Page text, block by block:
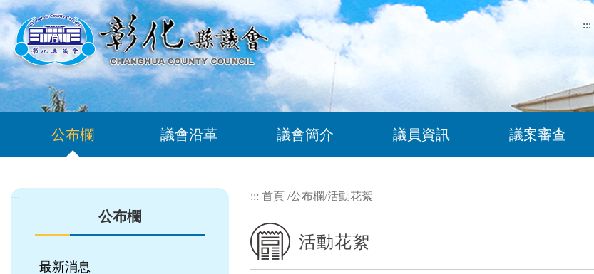
跳到主要內容區塊
:::
公布欄 議會沿革 議會簡介 議員資訊 議案審查
:::
公布欄
最新消息
::: 首頁 /公布欄/活動花絮
活動花絮